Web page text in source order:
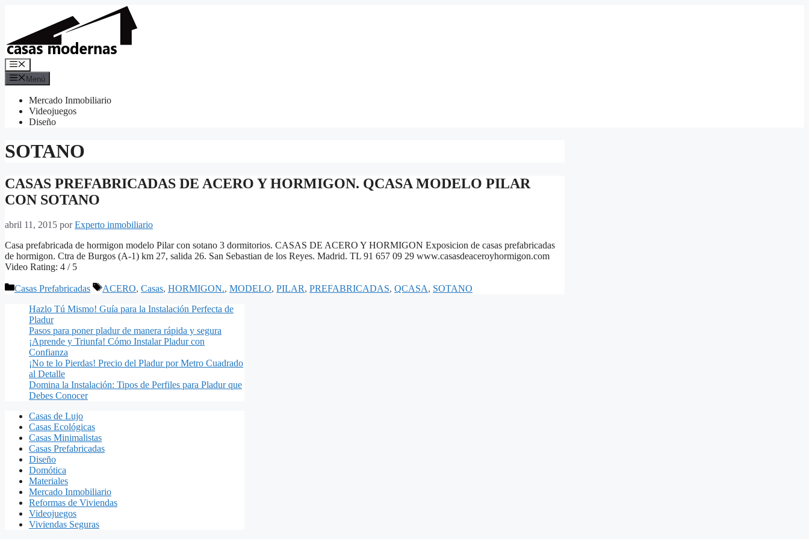
contenido
Menú
Menú
Mercado Inmobiliario
Videojuegos
Diseño
SOTANO
CASAS PREFABRICADAS DE ACERO Y HORMIGON. QCASA MODELO PILAR
CON SOTANO
abril 11, 2015 porExperto inmobiliario
Casa prefabricada de hormigon modelo Pilar con sotano 3 dormitorios. CASAS DE ACERO Y HORMIGON Exposicion de casas prefabricadas
de hormigon. Ctra de Burgos (A-1) km 27, salida 26. San Sebastian de los Reyes. Madrid. TL 91 657 09 29 www.casasdeaceroyhormigon.com
Video Rating: 4 / 5
Categorías
Casas Prefabricadas Etiquetas
ACERO, Casas, HORMIGON., MODELO, PILAR, PREFABRICADAS, QCASA, SOTANO
Hazlo Tú Mismo! Guía para la Instalación Perfecta de
Pladur
Pasos para poner pladur de manera rápida y segura
¡Aprende y Triunfa! Cómo Instalar Pladur con
Confianza
¡No te lo Pierdas! Precio del Pladur por Metro Cuadrado
al Detalle
Domina la Instalación: Tipos de Perfiles para Pladur que
Debes Conocer
Casas de Lujo
Casas Ecológicas
Casas Minimalistas
Casas Prefabricadas
Diseño
Domótica
Materiales
Mercado Inmobiliario
Reformas de Viviendas
Videojuegos
Viviendas Seguras